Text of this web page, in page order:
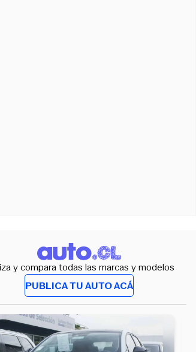
y compara todas las marcas y modelos
PUBLICA TU AUTO ACÁ